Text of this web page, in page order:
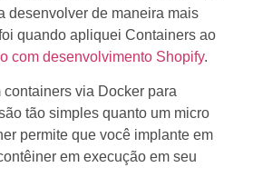
desenvolver de maneira mais
quando apliquei Containers ao
com desenvolvimento Shopify.
containers via Docker para
tão simples quanto um micro
permite que você implante em
em execução em seu